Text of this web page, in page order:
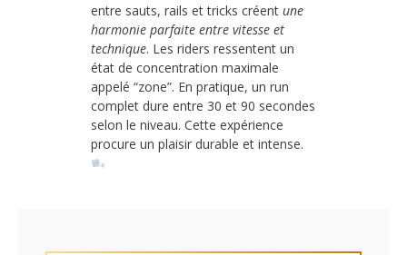
entre sauts, rails et tricks créent une
harmonie parfaite entre vitesse et
technique. Les riders ressentent un
état de concentration maximale
appelé “zone”. En pratique, un run
complet dure entre 30 et 90 secondes
selon le niveau. Cette expérience
procure un plaisir durable et intense.